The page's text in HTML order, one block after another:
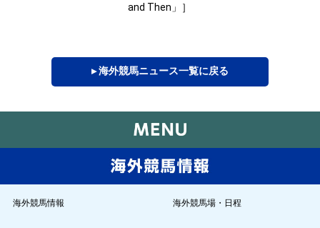
and Then」］
▸ 海外競馬ニュース一覧に戻る
海外競馬情報 海外競馬場・日程